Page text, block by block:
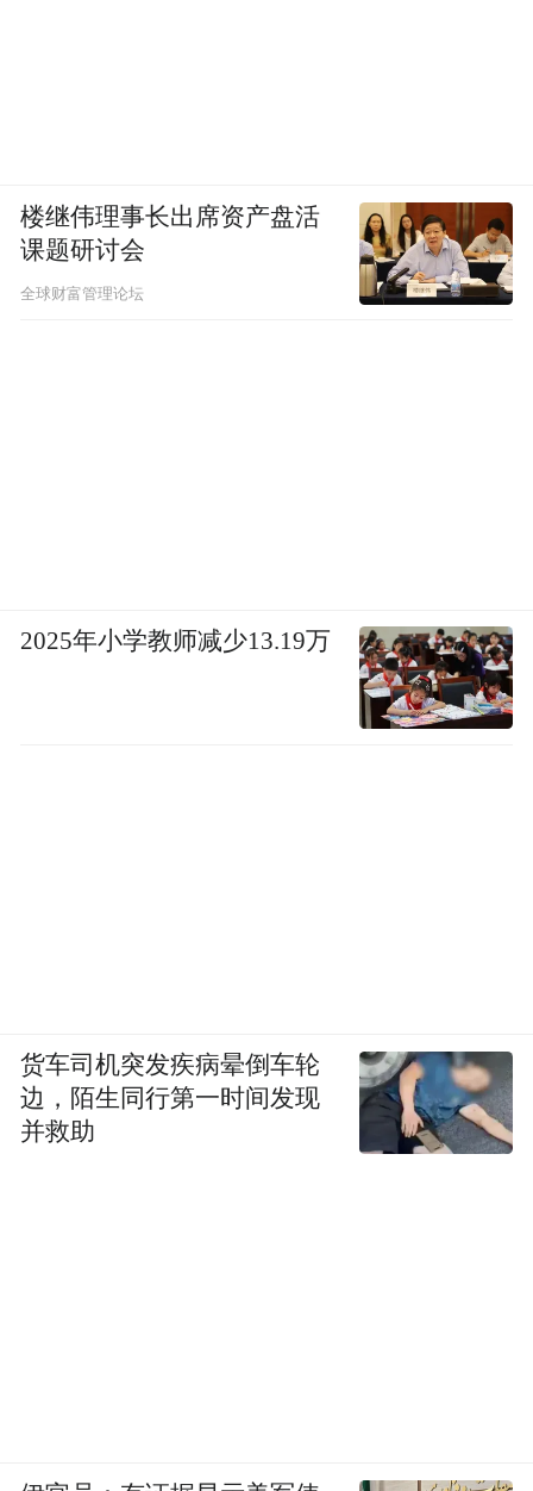
楼继伟理事长出席资产盘活
课题研讨会
全球财富管理论坛
2025年小学教师减少13.19万
货车司机突发疾病晕倒车轮
边，陌生同行第一时间发现
并救助